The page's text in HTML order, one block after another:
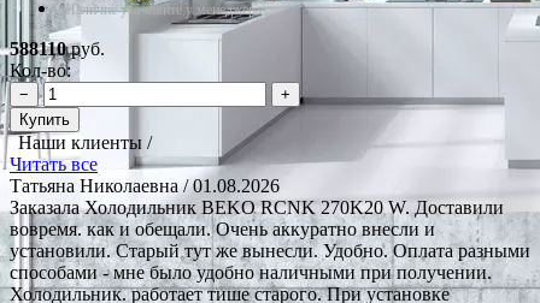
*Наличие уточняйте у менеджера
588110руб.
Кол-во:
−
+
Купить
Наши клиенты /
Читать все
Татьяна Николаевна / 01.08.2026
Заказала Холодильник BEKO RCNK 270K20 W. Доставили
вовремя. как и обещали. Очень аккуратно внесли и
установили. Старый тут же вынесли. Удобно. Оплата разными
способами - мне было удобно наличными при получении.
Холодильник. работает тише старого. При установке